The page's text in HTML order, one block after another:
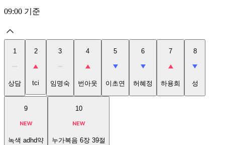
09:00 기준
1
상담
2
tci
3
임명숙
4
번아웃
5
이초연
6
허혜정
7
하용희
8
성
9
녹색 adhd약
10
누가복음 6장 39절